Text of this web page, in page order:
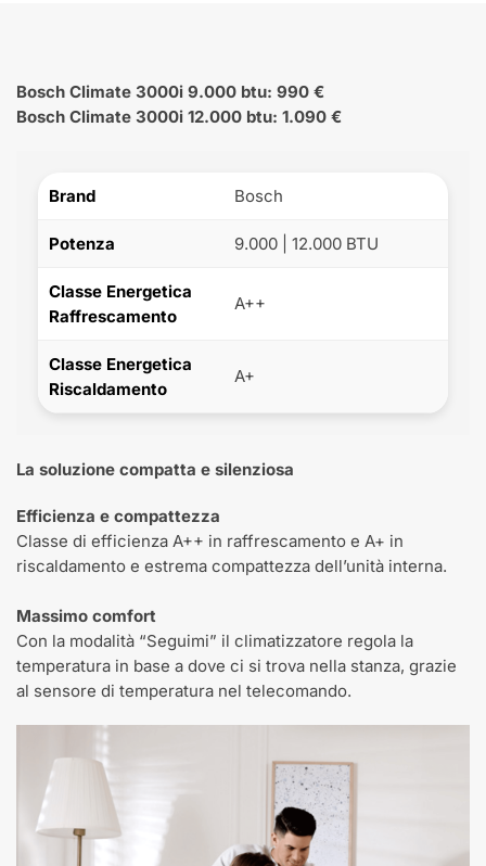
Bosch Climate 3000i 9.000 btu: 990 €
Bosch Climate 3000i 12.000 btu: 1.090 €
Brand Bosch
Potenza 9.000 | 12.000 BTU
Classe Energetica
Raffrescamento
A++
Classe Energetica
Riscaldamento
A+
La soluzione compatta e silenziosa
Efficienza e compattezza
Classe di efficienza A++ in raffrescamento e A+ in
riscaldamento e estrema compattezza dell’unità interna.
Massimo comfort
Con la modalità “Seguimi” il climatizzatore regola la
temperatura in base a dove ci si trova nella stanza, grazie
al sensore di temperatura nel telecomando.